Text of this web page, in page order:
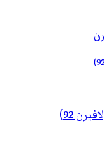
92)